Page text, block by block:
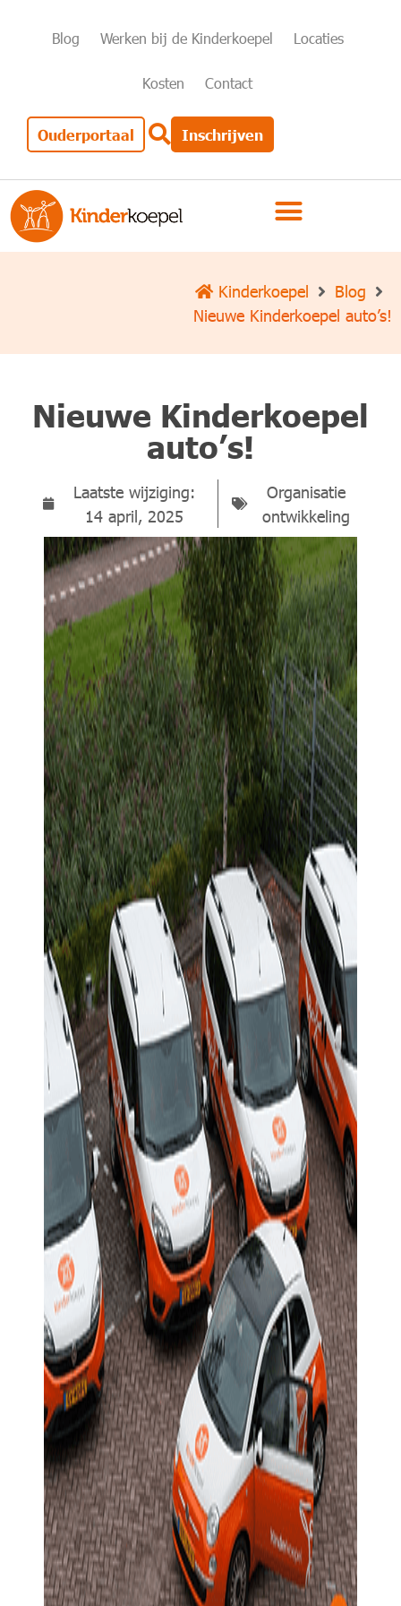
Blog Werken bij de Kinderkoepel Locaties
Kosten Contact
Ouderportaal Inschrijven
Kinderkoepel
Blog
Nieuwe Kinderkoepel auto’s!
Nieuwe Kinderkoepel
auto’s!
Laatste wijziging:
14 april, 2025
Organisatie
ontwikkeling